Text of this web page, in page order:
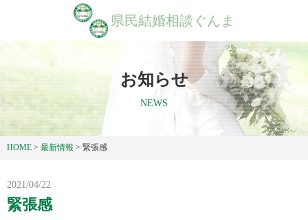
県民結婚相談ぐんま
お知らせ
NEWS
HOME > 最新情報 > 緊張感
2021/04/22
緊張感